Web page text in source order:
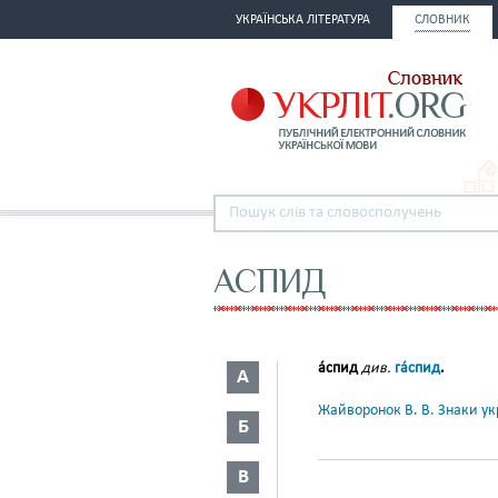
УКРАЇНСЬКА ЛІТЕРАТУРА СЛОВНИК
АСПИД
А
Б
В
а́спид див. га́спид.
Жайворонок В. В. Знаки